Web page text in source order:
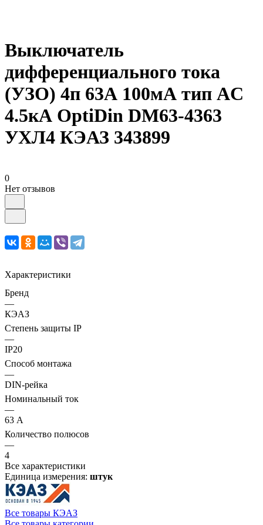
Выключатель
дифференциального тока
(УЗО) 4п 63А 100мА тип AC
4.5кА OptiDin DM63-4363
УХЛ4 КЭАЗ 343899
0
Нет отзывов
Характеристики
Бренд
—
КЭАЗ
Степень защиты IP
—
IP20
Способ монтажа
—
DIN-рейка
Номинальный ток
—
63 А
Количество полюсов
—
4
Все характеристики
Единица измерения: штук
Все товары КЭАЗ